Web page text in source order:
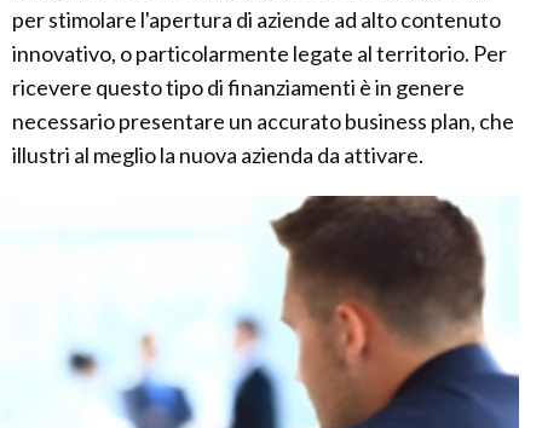
per stimolare l'apertura di aziende ad alto contenuto
innovativo, o particolarmente legate al territorio. Per
ricevere questo tipo di finanziamenti è in genere
necessario presentare un accurato business plan, che
illustri al meglio la nuova azienda da attivare.